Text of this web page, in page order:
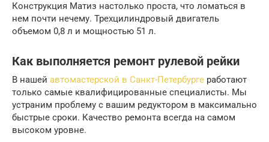
Конструкция Матиз настолько проста, что ломаться в
нем почти нечему. Трехцилиндровый двигатель
объемом 0,8 л и мощностью 51 л.
Как выполняется ремонт рулевой рейки
В нашей автомастерской в Санкт-Петербурге работают
только самые квалифицированные специалисты. Мы
устраним проблему с вашим редуктором в максимально
быстрые сроки. Качество ремонта всегда на самом
высоком уровне.